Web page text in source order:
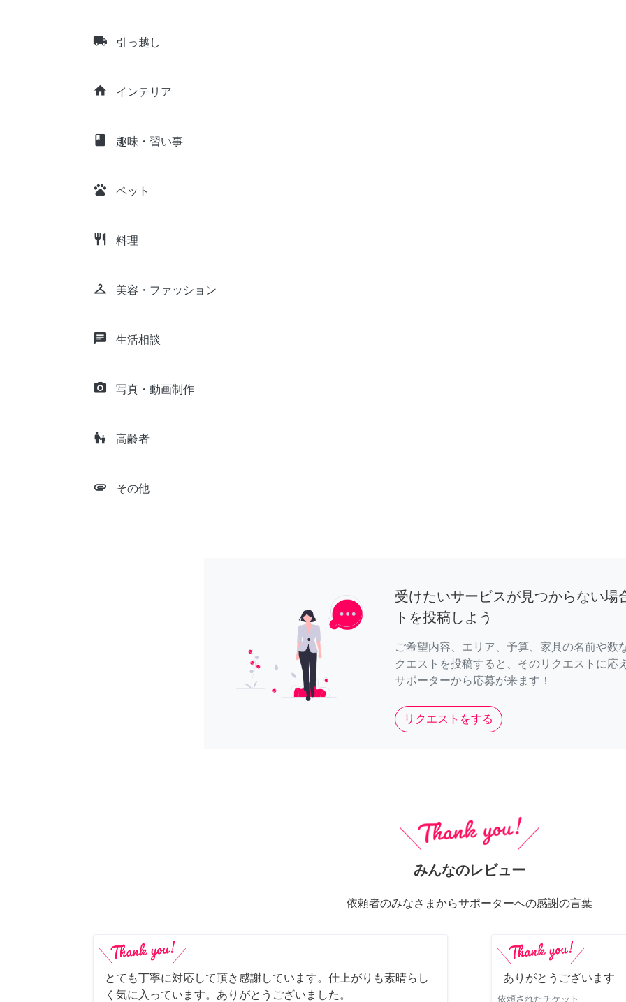
local_shipping 引っ越し
home インテリア
class 趣味・習い事
pets ペット
restaurant 料理
checkroom 美容・ファッション
chat 生活相談
camera_alt 写真・動画制作
escalator_warning 高齢者
attachment その他
受けたいサービスが見つからない場
トを投稿しよう
ご希望内容、エリア、予算、家具の名前や数
クエストを投稿すると、そのリクエストに応
サポーターから応募が来ます！
リクエストをする
みんなのレビュー
依頼者のみなさまからサポーターへの感謝の言葉
とても丁寧に対応して頂き感謝しています。仕上がりも素晴らし
く気に入っています。ありがとうございました。
ありがとうございます
依頼されたチケット